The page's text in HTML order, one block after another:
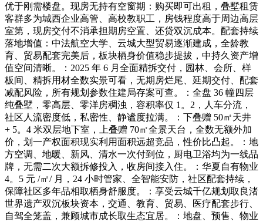
优于刚需楼盘。现房无持有空窗期：购买即可出租，叠墅租赁
客群多为城西企业高管、高校教职工，房钱程度高于周边高层
室第，现房交付不消承担期房空置、还贷双沉成本。配套持续
落地增值：中法航空大学、云城大型贸易逐渐建成，全龄教
育、贸易配套完美后，板块栖身价值稳步提拔，中持久资产增
值空间清晰。：2025 年 6 月全面精拆交付，园林、会所、样
板间、精拆用材全数实景可看，无期房烂尾、延期交付、配套
减配风险，所有规划参数住建局存案可查。：全盘 36 幢四层
纯叠墅，零高层、零洋房稠浊，容积率仅 1。2，人车分流，
社区人流密度低，私密性、静谧度拉满。：下叠赠 50㎡天井
+ 5。4 米双层地下室，上叠赠 70㎡全景天台，全数无额外加
价，划一产权面积现实利用面积远超竞品，性价比凸起。：地
方空调、地暖、新风、清水一次付到位，厨电卫浴均为一线品
牌，无需二次大额拆修投入，收房间接入住。：华夏自有物业
4。5 元 /㎡/ 月，24 小时管家、全智能安防，社区配套持续，
保障社区多年品相取栖身舒服度。：享受云城千亿规划取良渚
世界遗产双沉板块资本，交通、教育、贸易、医疗配套步行、
自驾全笼盖，兼顾城市成长取生态宜居。：地盘、预售、物业